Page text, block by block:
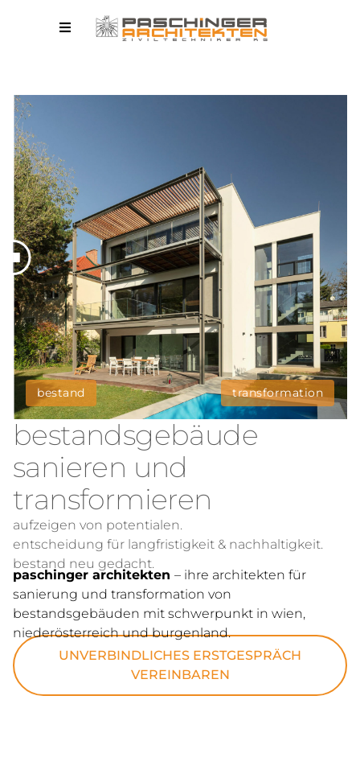
bestand transformation
bestandsgebäude
sanieren und
transformieren
aufzeigen von potentialen.
entscheidung für langfristigkeit & nachhaltigkeit.
bestand neu gedacht.
paschinger architekten – ihre architekten für
sanierung und transformation von
bestandsgebäuden mit schwerpunkt in wien,
niederösterreich und burgenland.
UNVERBINDLICHES ERSTGESPRÄCH
VEREINBAREN